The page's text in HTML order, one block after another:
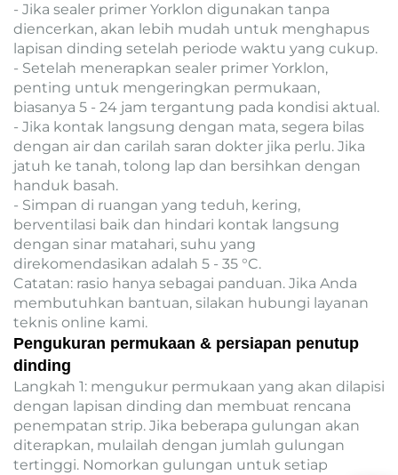
- Jika sealer primer Yorklon digunakan tanpa
diencerkan, akan lebih mudah untuk menghapus
lapisan dinding setelah periode waktu yang cukup.
- Setelah menerapkan sealer primer Yorklon,
penting untuk mengeringkan permukaan,
biasanya 5 - 24 jam tergantung pada kondisi aktual.
- Jika kontak langsung dengan mata, segera bilas
dengan air dan carilah saran dokter jika perlu. Jika
jatuh ke tanah, tolong lap dan bersihkan dengan
handuk basah.
- Simpan di ruangan yang teduh, kering,
berventilasi baik dan hindari kontak langsung
dengan sinar matahari, suhu yang
direkomendasikan adalah 5 - 35 °C.
Catatan: rasio hanya sebagai panduan. Jika Anda
membutuhkan bantuan, silakan hubungi layanan
teknis online kami.
Pengukuran permukaan & persiapan penutup
dinding
Langkah 1: mengukur permukaan yang akan dilapisi
dengan lapisan dinding dan membuat rencana
penempatan strip. Jika beberapa gulungan akan
diterapkan, mulailah dengan jumlah gulungan
tertinggi. Nomorkan gulungan untuk setiap